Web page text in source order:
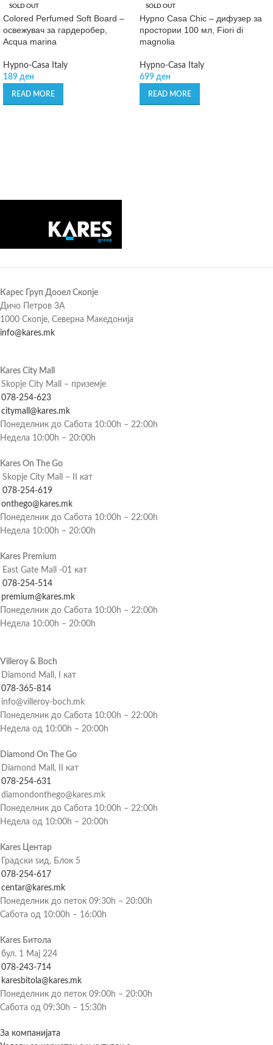
SOLD OUT
Colored Perfumed Soft Board –
освежувач за гардеробер,
Acqua marina
Hypno-Casa Italy
189 ден
READ MORE
SOLD OUT
Hypno Casa Chic – дифузер за
простории 100 мл, Fiori di
magnolia
Hypno-Casa Italy
699 ден
READ MORE
Карес Груп Дооел Скопје
Дичо Петров 3А
1000 Скопје, Северна Македонија
info@kares.mk
Kares City Mall
Skopje City Mall – приземје
078-254-623
citymall@kares.mk
Понеделник до Сабота 10:00h – 22:00h
Недела 10:00h – 20:00h
Kares On The Go
Skopje City Mall – II кат
078-254-619
onthego@kares.mk
Понеделник до Сабота 10:00h – 22:00h
Недела 10:00h – 20:00h
Kares Premium
East Gate Mall -01 кат
078-254-514
premium@kares.mk
Понеделник до Сабота 10:00h – 22:00h
Недела 10:00h – 20:00h
Villeroy & Boch
Diamond Mall, I кат
078-365-814
info@villeroy-boch.mk
Понеделник до Сабота 10:00h – 22:00h
Недела од 10:00h – 20:00h
Diamond On The Go
Diamond Mall, II кат
078-254-631
diamondonthego@kares.mk
Понеделник до Сабота 10:00h – 22:00h
Недела од 10:00h – 20:00h
Kares Центар
Градски ѕид, Блок 5
078-254-617
centar@kares.mk
Понеделник до петок 09:30h – 20:00h
Сабота од 10:00h – 16:00h
Kares Битола
бул. 1 Мај 224
078-243-714
karesbitola@kares.mk
Понеделник до петок 09:00h – 20:00h
Сабота од 09:30h – 15:30h
За компанијата